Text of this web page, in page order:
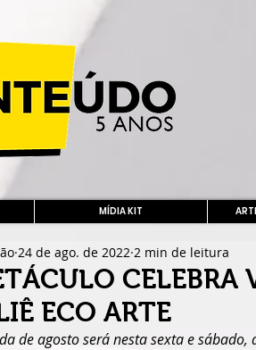
MÍDIA KIT
ECO ARTE
24 de ago. de 2022 2 min de leitura
de agosto será nesta sexta e